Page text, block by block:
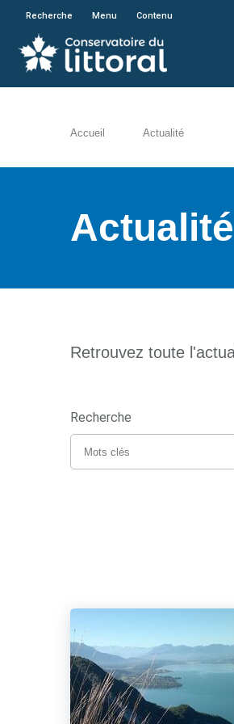
En poursuivant
Recherche Menu Contenu
Accueil Actualité
Actualité
Retrouvez toute
Recherche